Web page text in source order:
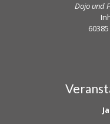
Dojo und